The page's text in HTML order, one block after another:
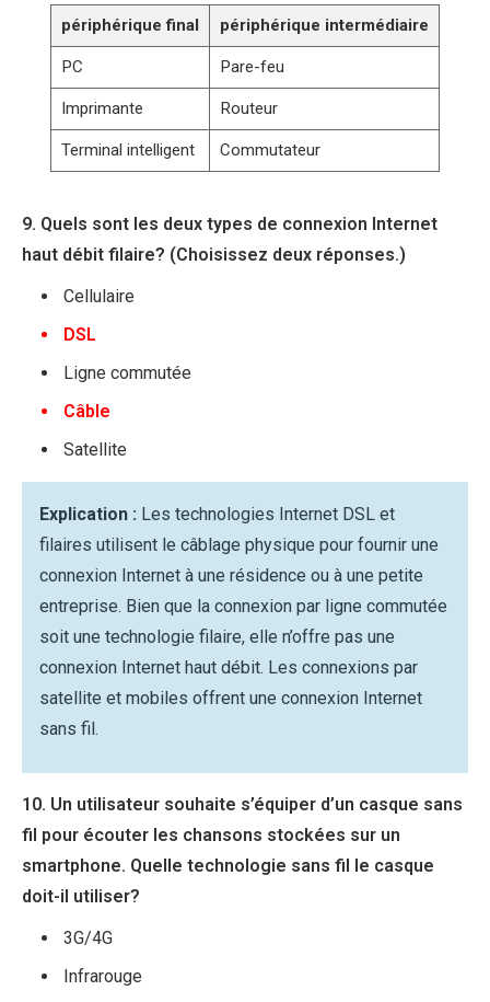
périphérique final périphérique intermédiaire
PC Pare-feu
Imprimante Routeur
Terminal intelligent Commutateur
9. Quels sont les deux types de connexion Internet
haut débit filaire? (Choisissez deux réponses.)
Cellulaire
DSL
Ligne commutée
Câble
Satellite
Explication : Les technologies Internet DSL et
filaires utilisent le câblage physique pour fournir une
connexion Internet à une résidence ou à une petite
entreprise. Bien que la connexion par ligne commutée
soit une technologie filaire, elle n’offre pas une
connexion Internet haut débit. Les connexions par
satellite et mobiles offrent une connexion Internet
sans fil.
10. Un utilisateur souhaite s’équiper d’un casque sans
fil pour écouter les chansons stockées sur un
smartphone. Quelle technologie sans fil le casque
doit-il utiliser?
3G/4G
Infrarouge